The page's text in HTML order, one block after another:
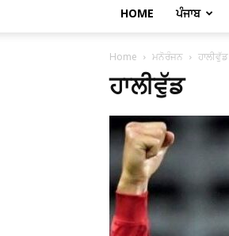
HOME ਪੰਜਾਬ
Home ਮਨੋਰੰਜਨ ਹਾਲੀਵੁੱਡ
ਹਾਲੀਵੁੱਡ